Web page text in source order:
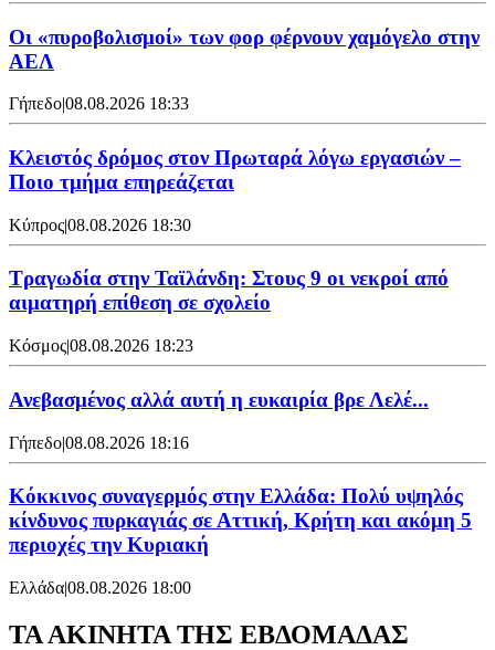
Οι «πυροβολισμοί» των φορ φέρνουν χαμόγελο στην
ΑΕΛ
Γήπεδο|08.08.2026 18:33
Κλειστός δρόμος στον Πρωταρά λόγω εργασιών –
Ποιο τμήμα επηρεάζεται
Κύπρος|08.08.2026 18:30
Τραγωδία στην Ταϊλάνδη: Στους 9 οι νεκροί από
αιματηρή επίθεση σε σχολείο
Κόσμος|08.08.2026 18:23
Ανεβασμένος αλλά αυτή η ευκαιρία βρε Λελέ...
Γήπεδο|08.08.2026 18:16
Κόκκινος συναγερμός στην Ελλάδα: Πολύ υψηλός
κίνδυνος πυρκαγιάς σε Αττική, Κρήτη και ακόμη 5
περιοχές την Κυριακή
Ελλάδα|08.08.2026 18:00
ΤΑ ΑΚΙΝΗΤΑ ΤΗΣ ΕΒΔΟΜΑΔΑΣ